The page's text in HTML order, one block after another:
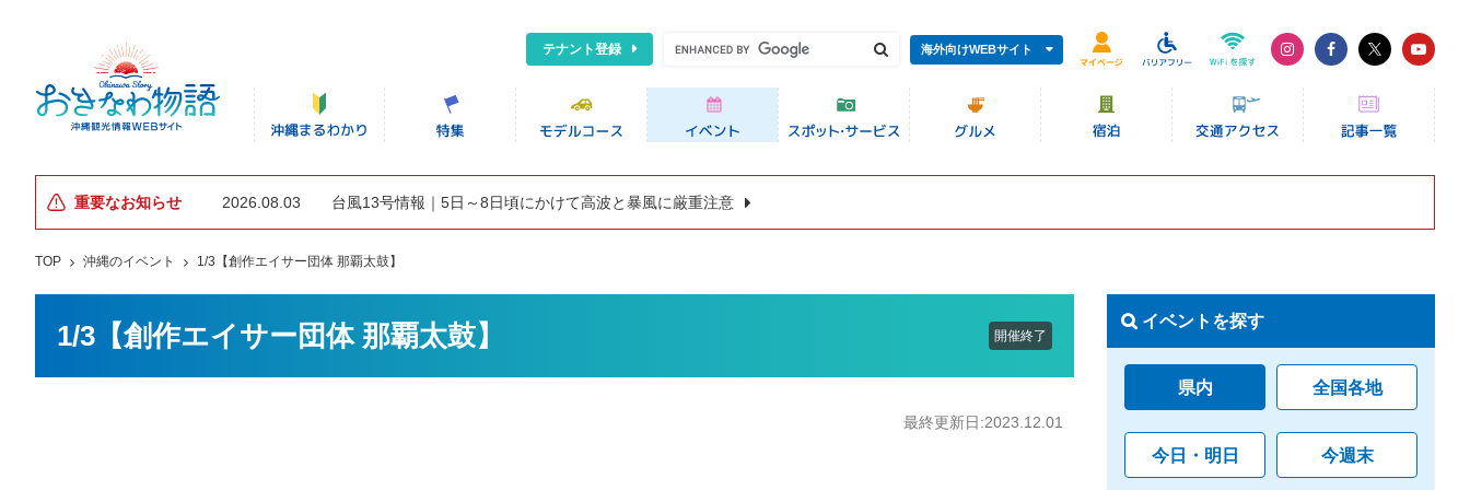
テナント登録 海外向けWEBサイト
重要なお知らせ 2026.08.03 台風13号情報｜5日～8日頃にかけて高波と暴風に厳重注意
TOP 沖縄のイベント 1/3【創作エイサー団体 那覇太鼓】
1/3【創作エイサー団体 那覇太鼓】 開催終了
最終更新日:2023.12.01
イベントを探す
県内 全国各地
今日・明日 今週末